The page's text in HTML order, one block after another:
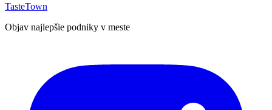
TasteTown
Objav najlepšie podniky v meste